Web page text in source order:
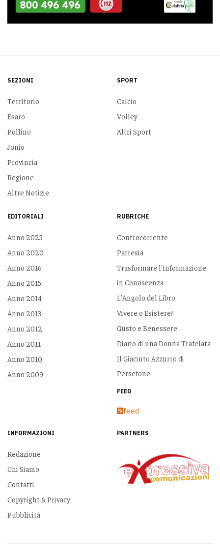
SEZIONI
Territorio
Esaro
Pollino
Jonio
Provincia
Regione
Altre Notizie
SPORT
Calcio
Volley
Altri Sport
EDITORIALI
Anno 2025
Anno 2020
Anno 2016
Anno 2015
Anno 2014
Anno 2013
Anno 2012
Anno 2011
Anno 2010
Anno 2009
RUBRICHE
Controcorrente
Parresia
Trasformare l'Informazione
in Conoscenza
L'Angolo del Libro
Vivere o Esistere?
Gusto e Benessere
Diario di una Donna Trafelata
Il Giacinto Azzurro di
Persefone
FEED
feed
INFORMAZIONI
Redazione
Chi Siamo
Contatti
Copyright & Privacy
Pubblicità
PARTNERS